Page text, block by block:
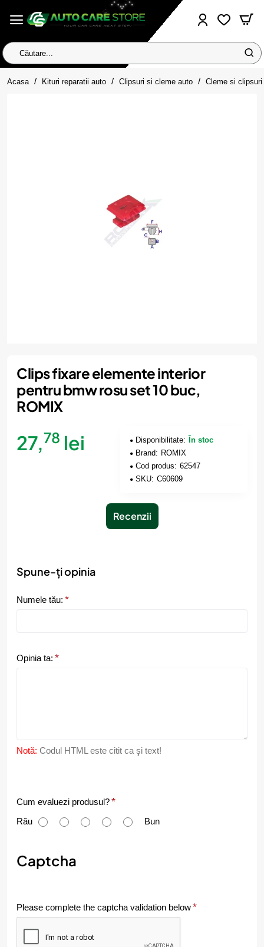
Căutare...
Acasa homeKituri reparatii auto Clipsuri si cleme auto Cleme si
Clips fixare elemente interior
pentru bmw rosu set 10 buc,
ROMIX
27,78 lei Disponibilitate:
În stoc
Brand: ROMIX
Cod produs: 62547
SKU: C60609
Recenzii
Spune-ți opinia
Numele tău:
Opinia ta:
Notă: Codul HTML este citit ca şi text!
C
u
e
l
Cum evaluezi produsul?
Rău
Bun
Captcha
Please complete the captcha validation below